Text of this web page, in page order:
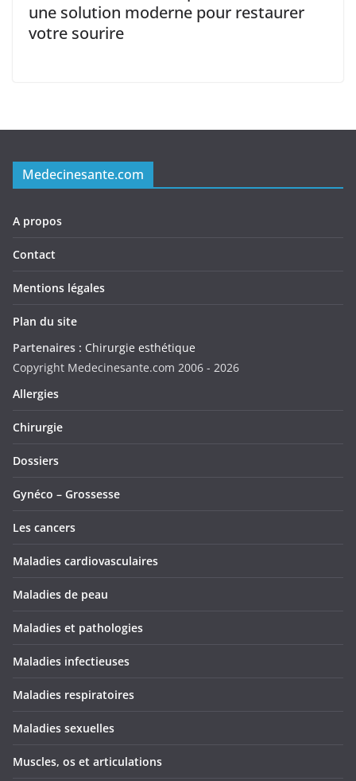
une solution moderne pour restaurer
votre sourire
Medecinesante.com
A propos
Contact
Mentions légales
Plan du site
Partenaires : Chirurgie esthétique
Copyright Medecinesante.com 2006 - 2026
Allergies
Chirurgie
Dossiers
Gynéco – Grossesse
Les cancers
Maladies cardiovasculaires
Maladies de peau
Maladies et pathologies
Maladies infectieuses
Maladies respiratoires
Maladies sexuelles
Muscles, os et articulations